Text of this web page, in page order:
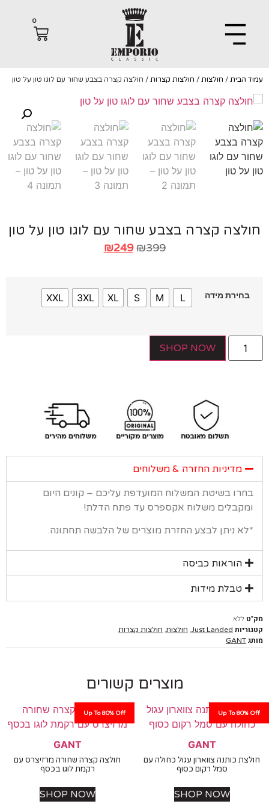
הבית/חולצות /חולצות קצרות / חולצה קצרה בצבע שחור עם לוגו טון על טון
קצרה בצבע שחור עם לוגו טון על טון
₪
₪249
מידה L
M
S
XL
3XL
XXL
SHOP NOW
מדיניות החזרה & משלוחים
בשיטת המשלוח המועדפת עליכם – קונים היום
משלוח אקספרס עד פתח הדלת!
ניתן לבצע החזרת מוצרים של הלבשה תחתונה.
הוראות כביסה
טבלת מידות
ללא
Just Landed
,חולצות ,חולצות קצרות
GANT
מוצרים קשורים
Up To
GANT
כותנה צווארון עגול כחולה עם
סמל רקום כסוף
SHOP NOW
Up To 80% Off
GANT
חולצה קצרה שחורה מרזיצרס עם
רקמת לוגו בכסף
SHOP NOW